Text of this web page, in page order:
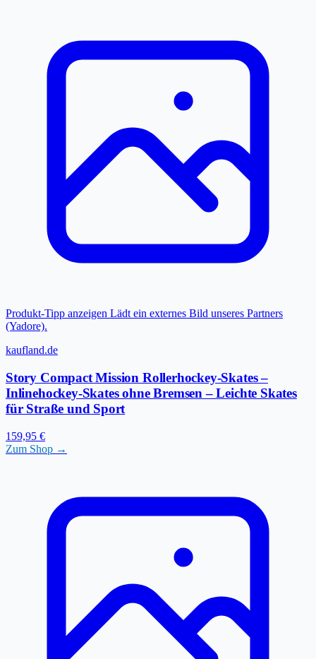
Produkt-Tipp anzeigen Lädt ein externes Bild unseres Partners
(Yadore).
kaufland.de
Story Compact Mission Rollerhockey-Skates –
Inlinehockey-Skates ohne Bremsen – Leichte Skates
für Straße und Sport
159,95 €
Zum Shop →